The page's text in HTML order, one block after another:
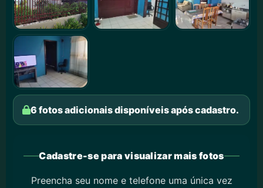
6 fotos adicionais disponíveis após cadastro.
Cadastre-se para visualizar mais fotos
Preencha seu nome e telefone uma única vez